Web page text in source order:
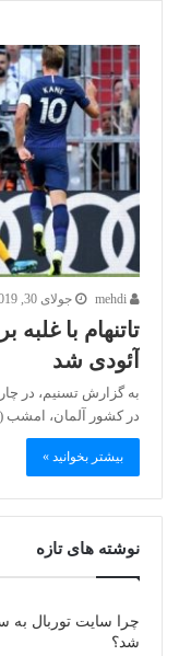
جولای 30, 2019
تاتنهام با
آئودی شد
به گزارش تسنیم، در
در کشور آلمان، امشب
بیشتر بخوانید »
نوشته های تازه
چرا سایت توربال به
شد؟